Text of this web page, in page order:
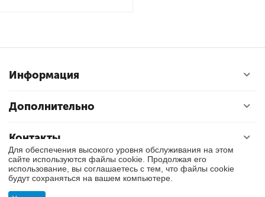
Информация
Дополнительно
Контакты
© 2017 - 2026 Тулса. Все права защищены.
Для обеспечения высокого уровня обслуживания на этом
сайте используются файлы cookie. Продолжая его
использование, вы соглашаетесь с тем, что файлы cookie
будут сохраняться на вашем компьютере.